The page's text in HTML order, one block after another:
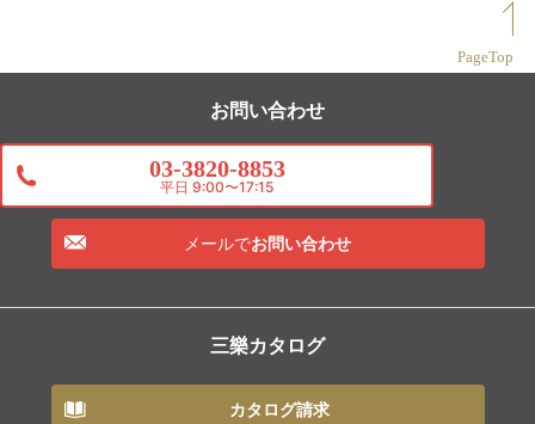
PageTop
お問い合わせ
03-3820-8853
平日 9:00〜17:15
メールでお問い合わせ
三樂カタログ
カタログ請求